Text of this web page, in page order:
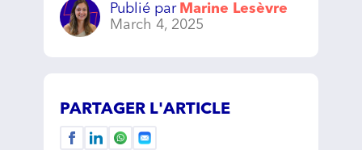
Publié par Marine Lesèvre
March 4, 2025
PARTAGER L'ARTICLE